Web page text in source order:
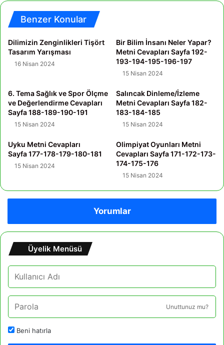
Benzer Konular
Dilimizin Zenginlikleri Tişört
Tasarım Yarışması
16 Nisan 2024
Bir Bilim İnsanı Neler Yapar?
Metni Cevapları Sayfa 192-
193-194-195-196-197
15 Nisan 2024
6. Tema Sağlık ve Spor Ölçme
ve Değerlendirme Cevapları
Sayfa 188-189-190-191
15 Nisan 2024
Salıncak Dinleme/İzleme
Metni Cevapları Sayfa 182-
183-184-185
15 Nisan 2024
Uyku Metni Cevapları
Sayfa 177-178-179-180-181
15 Nisan 2024
Olimpiyat Oyunları Metni
Cevapları Sayfa 171-172-173-
174-175-176
15 Nisan 2024
Yorumlar
Üyelik Menüsü
Unuttunuz mu?
Beni hatırla